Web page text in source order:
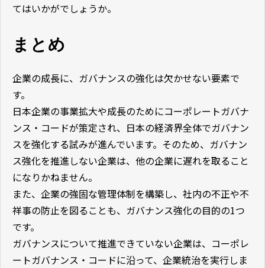
てはいかがでしょうか。
まとめ
企業の成長に、ガバナンスの強化は欠かせない要素で
す。
日本企業の事業拡大や成長のためにコーポレートガバナ
ンス・コードが策定され、日本の経済界全体でガバナン
スを強化する試みが進んでいます。そのため、ガバナン
ス強化を推進しない企業は、他の企業に遅れを取ること
になりかねません。
また、企業の強固な管理体制を構築し、社内の不正や不
祥事の防止を図ることも、ガバナンス強化の目的の1つ
です。
ガバナンスについて推進できていない企業は、コーポレ
ートガバナンス・コードに沿って、企業統治を実行しま